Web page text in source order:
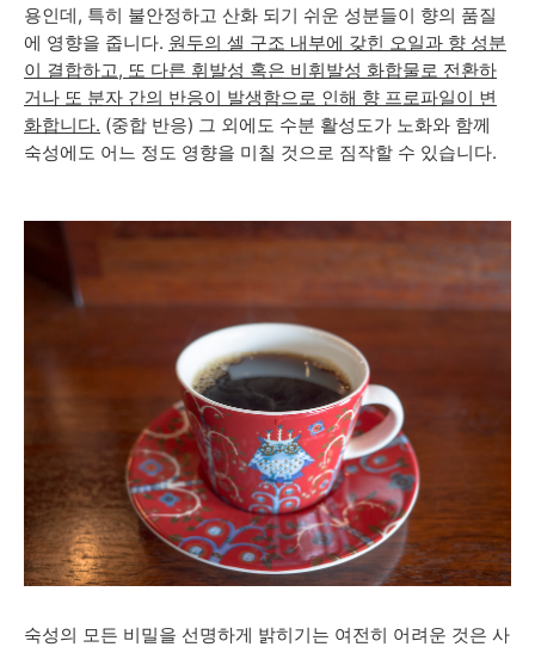
용인데, 특히 불안정하고 산화 되기 쉬운 성분들이 향의 품질
에 영향을 줍니다. 원두의 셀 구조 내부에 갖힌 오일과 향 성분
이 결합하고, 또 다른 휘발성 혹은 비휘발성 화합물로 전환하
거나 또 분자 간의 반응이 발생함으로 인해 향 프로파일이 변
화합니다. (중합 반응) 그 외에도 수분 활성도가 노화와 함께
숙성에도 어느 정도 영향을 미칠 것으로 짐작할 수 있습니다.
숙성의 모든 비밀을 선명하게 밝히기는 여전히 어려운 것은 사